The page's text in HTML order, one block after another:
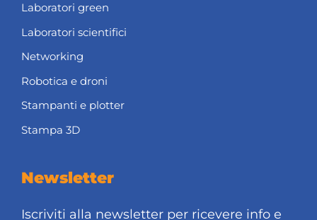
Laboratori green
Laboratori scientifici
Networking
Robotica e droni
Stampanti e plotter
Stampa 3D
Newsletter
Iscriviti alla newsletter per ricevere info e